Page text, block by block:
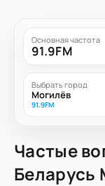
Основная частота
91.9FM
Выбрать город
Могилёв
91.9FM
Частые
Беларусь